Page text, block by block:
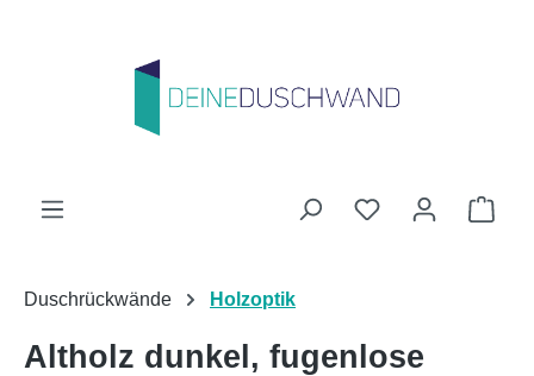
Du hast 0
Duschrückwände Holzoptik
Altholz dunkel, fugenlose